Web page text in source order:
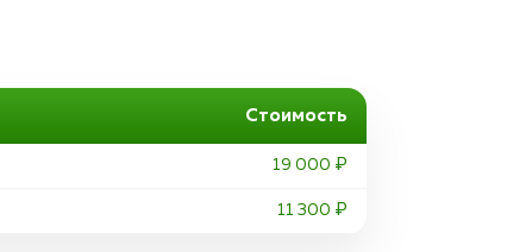
Стоимость
19 000 ₽
11 300 ₽